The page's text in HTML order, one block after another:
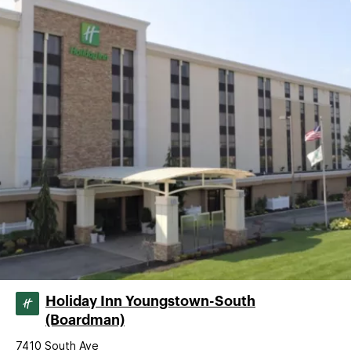
Holiday Inn Youngstown-South
(Boardman)
7410 South Ave